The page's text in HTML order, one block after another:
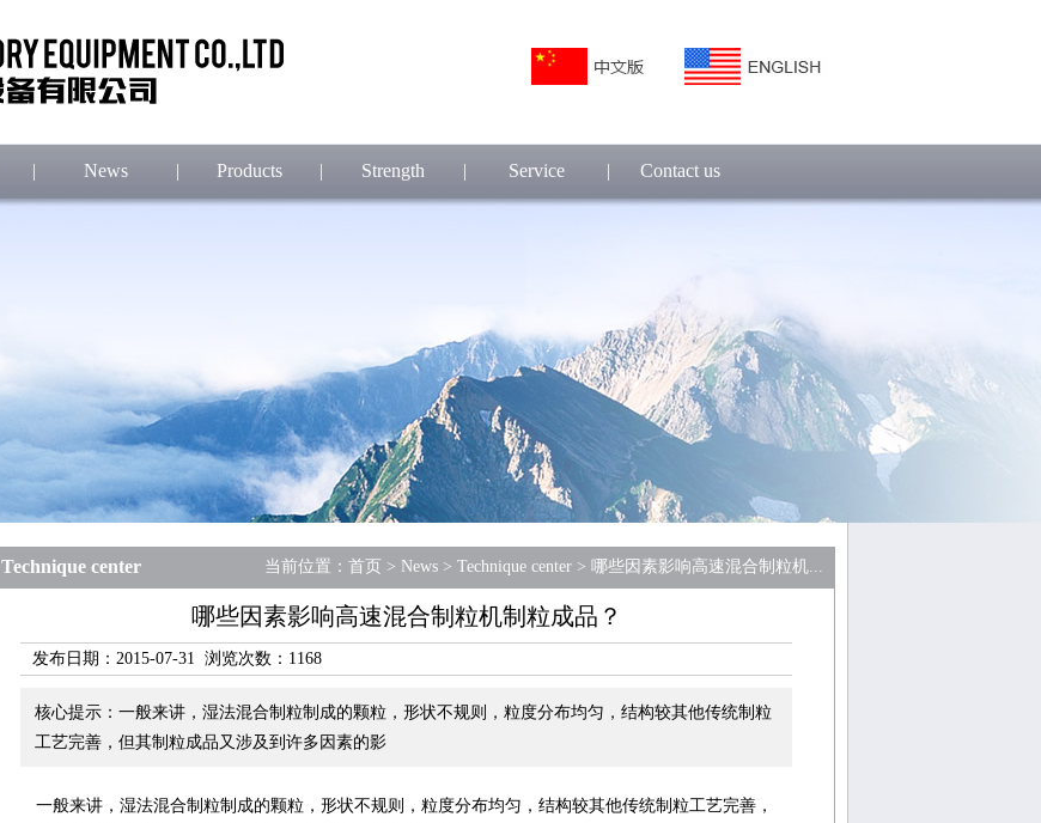
| News | Products | Strength | Service | Contact us
Technique center 当前位置： 首页 > News > Technique center > 哪些因素影响高速混合制粒机...
哪些因素影响高速混合制粒机制粒成品？
发布日期：2015-07-31 浏览次数： 1168
核心提示：一般来讲，湿法混合制粒制成的颗粒，形状不规则，粒度分布均匀，结构较其他传统制粒
工艺完善，但其制粒成品又涉及到许多因素的影
一般来讲，湿法混合制粒制成的颗粒，形状不规则，粒度分布均匀，结构较其他传统制粒工艺完善，